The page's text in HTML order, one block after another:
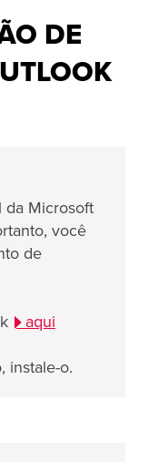
DE
da Microsoft
você
de
aqui
instale-o.